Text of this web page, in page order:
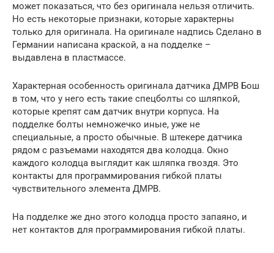
может показаться, что без оригинала нельзя отличить.
Но есть некоторые признаки, которые характерны
только для оригинала. На оригинале надпись Сделано в
Германии написана краской, а на подделке –
выдавлена в пластмассе.
Характерная особенность оригинала датчика ДМРВ Бош
в том, что у него есть такие спецболты со шляпкой,
которые крепят сам датчик внутри корпуса. На
подделке болты немножечко иные, уже не
специальные, а просто обычные. В штекере датчика
рядом с разъемами находятся два колодца. Окно
каждого колодца выглядит как шляпка гвоздя. Это
контакты для программирования гибкой платы
чувствительного элемента ДМРВ.
На подделке же дно этого колодца просто запаяно, и
нет контактов для программирования гибкой платы.